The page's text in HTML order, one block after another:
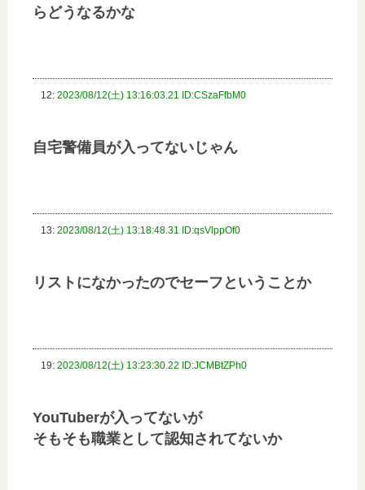
らどうなるかな
12: 2023/08/12(土) 13:16:03.21 ID:CSzaFfbM0
自宅警備員が入ってないじゃん
13: 2023/08/12(土) 13:18:48.31 ID:qsVlppOf0
リストになかったのでセーフということか
19: 2023/08/12(土) 13:23:30.22 ID:JCMBtZPh0
YouTuberが入ってないが
そもそも職業として認知されてないか